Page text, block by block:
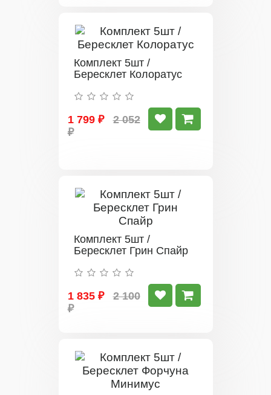
Комплект 5шт /
Бересклет Колоратус
1 799 ₽
2 052
₽
Комплект 5шт /
Бересклет Грин Спайр
1 835 ₽
2 100
₽